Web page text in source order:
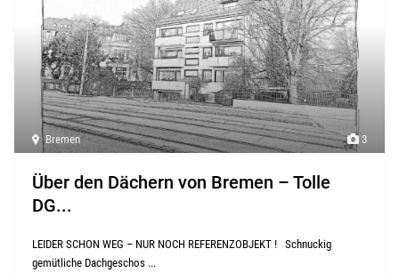
3
Bremen
Über den Dächern von Bremen – Tolle
DG...
LEIDER SCHON WEG – NUR NOCH REFERENZOBJEKT ! Schnuckig
gemütliche Dachgeschos ...